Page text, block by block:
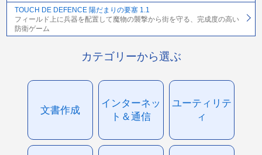
TOUCH DE DEFENCE 陽だまりの要塞 1.1
フィールド上に兵器を配置して魔物の襲撃から街を守る、完成度の高い
防衛ゲーム
カテゴリーから選ぶ
文書作成
インターネッ
ト＆通信
ユーティリテ
ィ